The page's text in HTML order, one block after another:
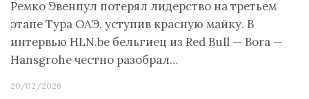
Ремко Эвенпул потерял лидерство на третьем
этапе Тура ОАЭ, уступив красную майку. В
интервью HLN.be бельгиец из Red Bull — Bora —
Hansgrohe честно разобрал…
20/02/2026